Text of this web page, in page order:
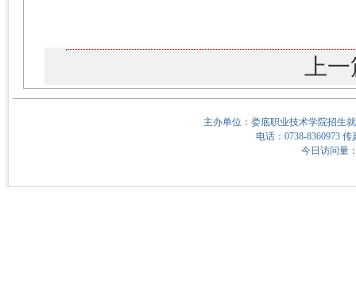
上
主办单位：娄底职业技术学院招生
电话：0738-8360973
今日访问量